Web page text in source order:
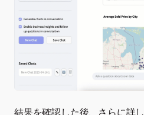
結果を確認した後、さらに詳